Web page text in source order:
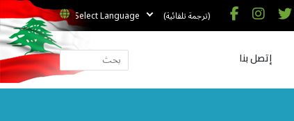
(ترجمة تلقائية)
إتصل بنا